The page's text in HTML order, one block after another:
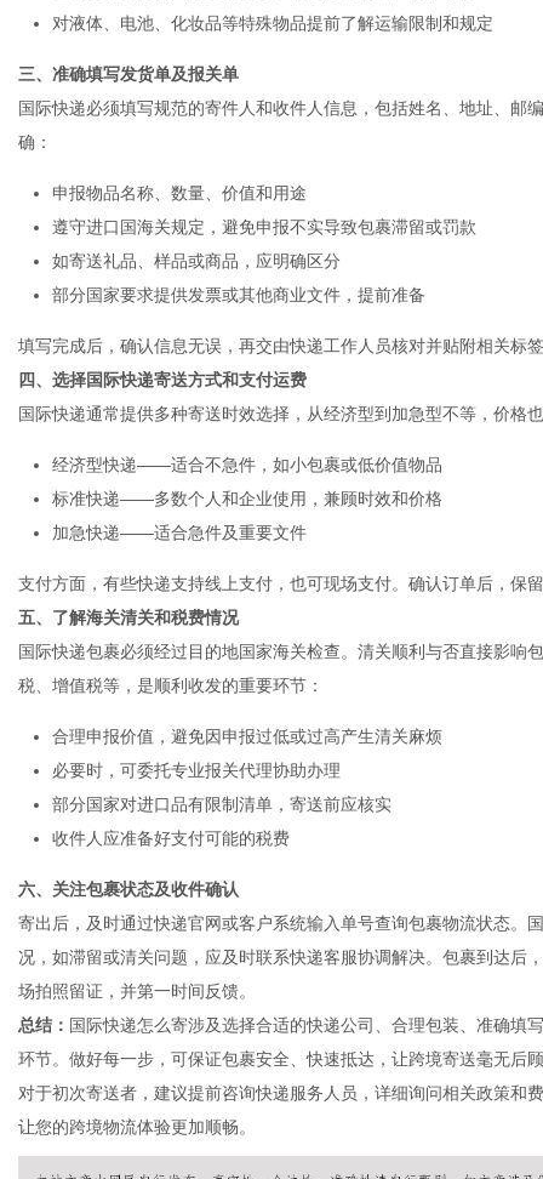
对液体、电池、化妆品等特殊物品提前了解运输限制和规定
三、准确填写发货单及报关单
国际快递必须填写规范的寄件人和收件人信息，包括姓名、地址、邮
确：
申报物品名称、数量、价值和用途
遵守进口国海关规定，避免申报不实导致包裹滞留或罚款
如寄送礼品、样品或商品，应明确区分
部分国家要求提供发票或其他商业文件，提前准备
填写完成后，确认信息无误，再交由快递工作人员核对并贴附相关标
四、选择国际快递寄送方式和支付运费
国际快递通常提供多种寄送时效选择，从经济型到加急型不等，价格
经济型快递——适合不急件，如小包裹或低价值物品
标准快递——多数个人和企业使用，兼顾时效和价格
加急快递——适合急件及重要文件
支付方面，有些快递支持线上支付，也可现场支付。确认订单后，保
五、了解海关清关和税费情况
国际快递包裹必须经过目的地国家海关检查。清关顺利与否直接影响
税、增值税等，是顺利收发的重要环节：
合理申报价值，避免因申报过低或过高产生清关麻烦
必要时，可委托专业报关代理协助办理
部分国家对进口品有限制清单，寄送前应核实
收件人应准备好支付可能的税费
六、关注包裹状态及收件确认
寄出后，及时通过快递官网或客户系统输入单号查询包裹物流状态。
况，如滞留或清关问题，应及时联系快递客服协调解决。包裹到达后
场拍照留证，并第一时间反馈。
总结： 国际快递怎么寄涉及选择合适的快递公司、合理包装、准确填
环节。做好每一步，可保证包裹安全、快速抵达，让跨境寄送毫无后
对于初次寄送者，建议提前咨询快递服务人员，详细询问相关政策和
让您的跨境物流体验更加顺畅。